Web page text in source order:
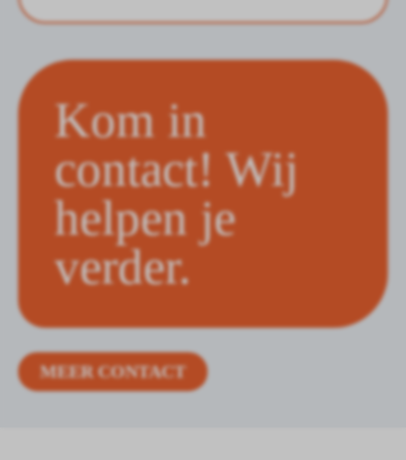
Kom in
contact! Wij
helpen je
verder.
MEER CONTACT